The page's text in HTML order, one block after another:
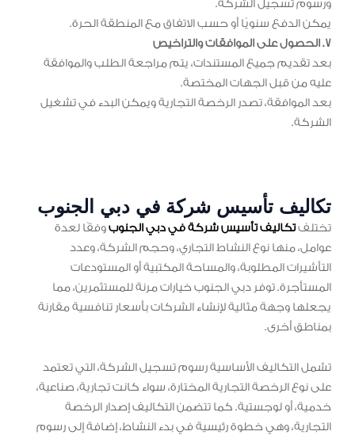
ورسوم تسجيل الشركة.
يمكن الدفع سنويًا أو حسب الاتفاق مع المنطقة الحرة.
7. الحصول على الموافقات والتراخيص
بعد تقديم جميع المستندات، يتم مراجعة الطلب والموافقة
عليه من قبل الجهات المختصة.
بعد الموافقة، تصدر الرخصة التجارية ويمكن البدء في تشغيل
الشركة.
تكاليف تأسيس شركة في دبي الجنوب
تختلفتكاليف تأسيس شركة في دبي الجنوبوفقًا لعدة
عوامل، منها نوع النشاط التجاري، وحجم الشركة، وعدد
التأشيرات المطلوبة، والمساحة المكتبية أو المستودعات
المستأجرة. توفر دبي الجنوب خيارات مرنة للمستثمرين، مما
يجعلها وجهة مثالية لإنشاء الشركات بأسعار تنافسية مقارنة
بمناطق أخرى.
تشمل التكاليف الأساسية رسوم تسجيل الشركة، التي تعتمد
على نوع الرخصة التجارية المختارة، سواء كانت تجارية، صناعية،
خدمية، أو لوجستية. كما تتضمن التكاليف إصدار الرخصة
التجارية، وهي خطوة رئيسية في بدء النشاط، إضافة إلى رسوم